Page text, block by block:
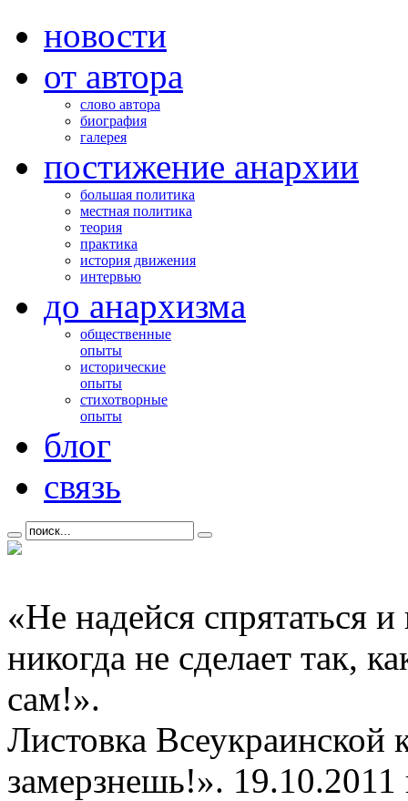
новости
от автора
слово автора
биография
галерея
постижение анархии
большая политика
местная политика
теория
практика
история движения
интервью
до анархизма
общественные
опыты
исторические
опыты
стихотворные
опыты
блог
связь
«Не надейся спрятаться
никогда не сделает так,
сам!».
Листовка Всеукраинской
замерзнешь!». 19.10.2011